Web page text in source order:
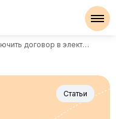
Как заключить договор в электронном виде
Статьи